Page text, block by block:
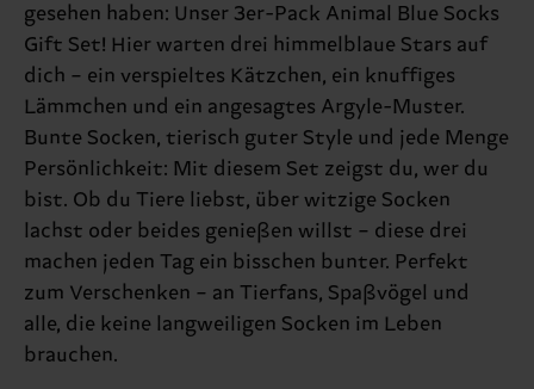
gesehen haben: Unser 3er-Pack Animal Blue Socks
Gift Set! Hier warten drei himmelblaue Stars auf
dich – ein verspieltes Kätzchen, ein knuffiges
Lämmchen und ein angesagtes Argyle-Muster.
Bunte Socken, tierisch guter Style und jede Menge
Persönlichkeit: Mit diesem Set zeigst du, wer du
bist. Ob du Tiere liebst, über witzige Socken
lachst oder beides genießen willst – diese drei
machen jeden Tag ein bisschen bunter. Perfekt
zum Verschenken – an Tierfans, Spaßvögel und
alle, die keine langweiligen Socken im Leben
brauchen.